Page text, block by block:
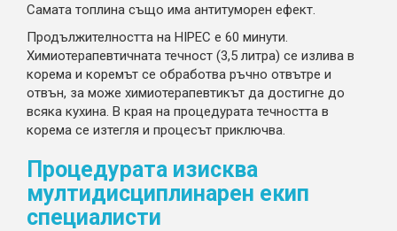
Самата топлина също има антитуморен ефект.
Продължителността на HIPEC е 60 минути.
Химиотерапевтичната течност (3,5 литра) се излива в
корема и коремът се обработва ръчно отвътре и
отвън, за може химиотерапевтикът да достигне до
всяка кухина. В края на процедурата течността в
корема се изтегля и процесът приключва.
Процедурата изисква
мултидисциплинарен екип
специалисти